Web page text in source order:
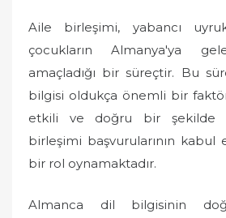
Aile birleşimi, yabancı
çocukların Almanya'ya
amaçladığı bir süreçtir. Bu
bilgisi oldukça önemli bir
etkili ve doğru bir şekilde
birleşimi başvurularının
bir rol oynamaktadır.
Almanca dil bilgisinin